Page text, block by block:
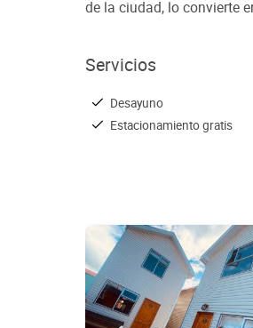
de la ciudad, lo convierte
Servicios
Desayuno
Estacionamiento gratis